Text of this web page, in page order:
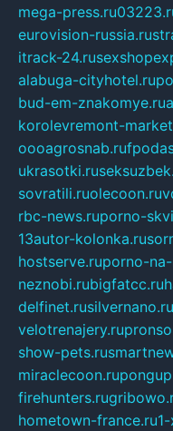
mega-press.ru
eurovision-russia.ru
itrack-24.ru
alabuga-cityhotel.ru
bud-em-znakomye.ru
korolevremont-
oooagrosnab.ru
ukrasotki.ru
sovratili.ruolecoon.ru
rbc-news.ruporno-
13autor-kolonka.ru
hostserve.ruporno-
neznobi.rubigfatcc.ru
delfinet.rusilvernano.ru
velotrenajery.ru
show-pets.ru
miraclecoon.ru
firehunters.ru
hometown-france.ru